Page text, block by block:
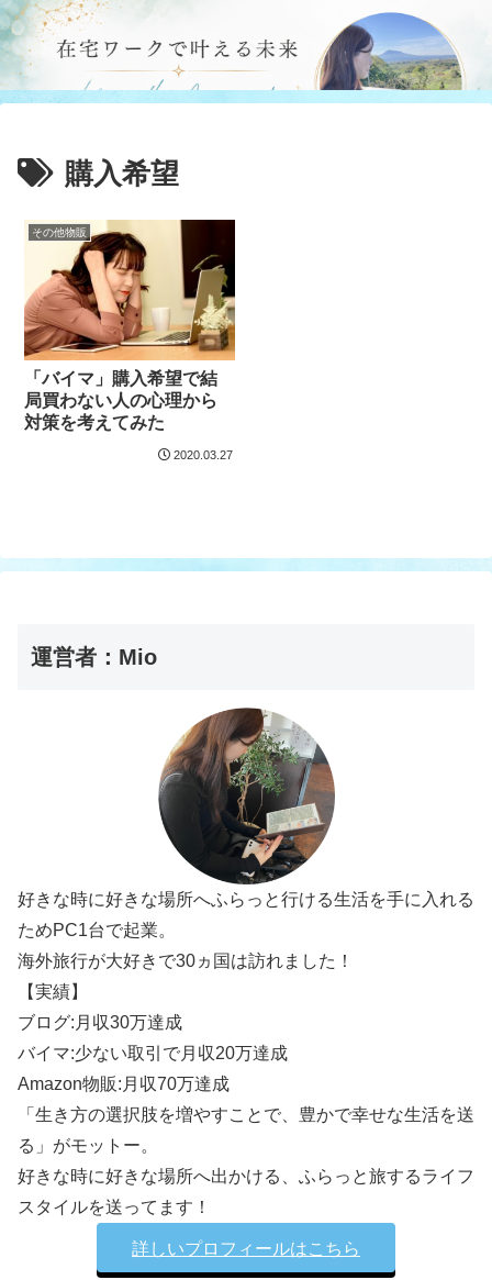
購入希望
その他物販
「バイマ」購入希望で結
局買わない人の心理から
対策を考えてみた
2020.03.27
運営者：Mio
好きな時に好きな場所へふらっと行ける生活を手に入れる
ためPC1台で起業。
海外旅行が大好きで30ヵ国は訪れました！
【実績】
ブログ:月収30万達成
バイマ:少ない取引で月収20万達成
Amazon物販:月収70万達成
「生き方の選択肢を増やすことで、豊かで幸せな生活を送
る」がモットー。
好きな時に好きな場所へ出かける、ふらっと旅するライフ
スタイルを送ってます！
詳しいプロフィールはこちら